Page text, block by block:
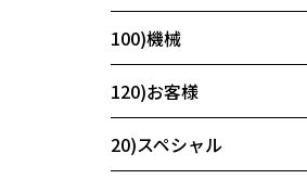
100)機械
120)お客様
20)スペシャル